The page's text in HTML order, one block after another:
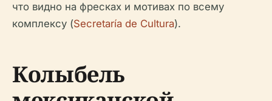
что видно на фресках и мотивах по всему
комплексу (Secretaría de Cultura).
Колыбель